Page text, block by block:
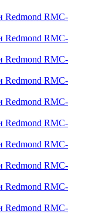
Redmond RMC-
Redmond RMC-
Redmond RMC-
Redmond RMC-
Redmond RMC-
Redmond RMC-
Redmond RMC-
Redmond RMC-
Redmond RMC-
Redmond RMC-